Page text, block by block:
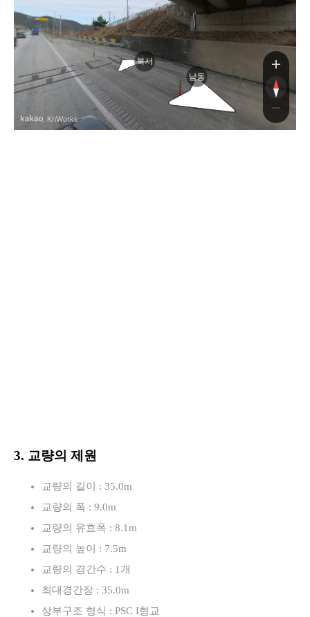
북서
남동
, KnWorks
3. 교량의 제원
교량의 길이 : 35.0m
교량의 폭 : 9.0m
교량의 유효폭 : 8.1m
교량의 높이 : 7.5m
교량의 경간수 : 1개
최대경간장 : 35.0m
상부구조 형식 : PSC I형교